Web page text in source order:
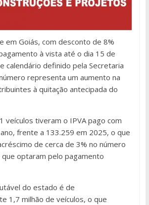
em Goiás, com desconto de 8%
à vista até o dia 15 de
calendário definido pela Secretaria
representa um aumento na
à quitação antecipada do
veículos tiveram o IPVA pago com
frente a 133.259 em 2025, o que
de cerca de 3% no número
optaram pelo pagamento
do estado é de
1,7 milhão de veículos, o que